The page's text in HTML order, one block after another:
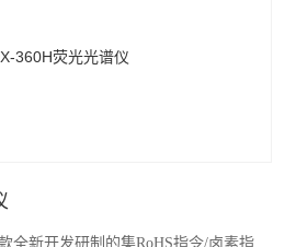
全新开发研制的集RoHS指令/卤素指